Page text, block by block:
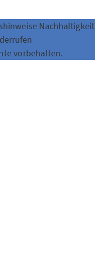
Nachhaltigkeit
vorbehalten.